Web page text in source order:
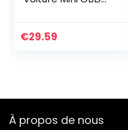
Suivi de Camion de
€29.59
À propos de nous